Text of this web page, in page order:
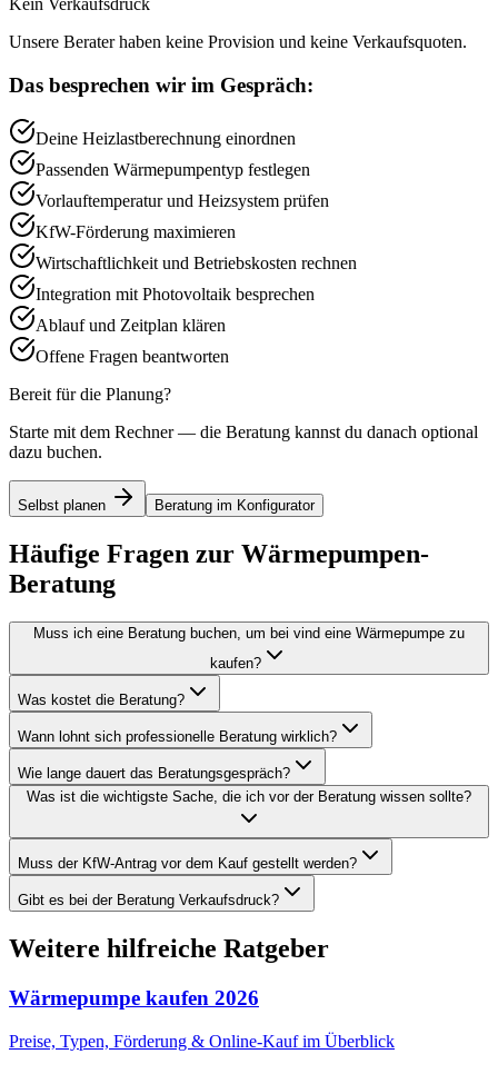
Kein Verkaufsdruck
Unsere Berater haben keine Provision und keine Verkaufsquoten.
Das besprechen wir im Gespräch:
Deine Heizlastberechnung einordnen
Passenden Wärmepumpentyp festlegen
Vorlauftemperatur und Heizsystem prüfen
KfW-Förderung maximieren
Wirtschaftlichkeit und Betriebskosten rechnen
Integration mit Photovoltaik besprechen
Ablauf und Zeitplan klären
Offene Fragen beantworten
Bereit für die Planung?
Starte mit dem Rechner — die Beratung kannst du danach optional
dazu buchen.
Selbst planen Beratung im Konfigurator
Häufige Fragen zur Wärmepumpen-
Beratung
Muss ich eine Beratung buchen, um bei vind eine Wärmepumpe zu
kaufen?
Was kostet die Beratung?
Wann lohnt sich professionelle Beratung wirklich?
Wie lange dauert das Beratungsgespräch?
Was ist die wichtigste Sache, die ich vor der Beratung wissen sollte?
Muss der KfW-Antrag vor dem Kauf gestellt werden?
Gibt es bei der Beratung Verkaufsdruck?
Weitere hilfreiche Ratgeber
Wärmepumpe kaufen 2026
Preise, Typen, Förderung & Online-Kauf im Überblick